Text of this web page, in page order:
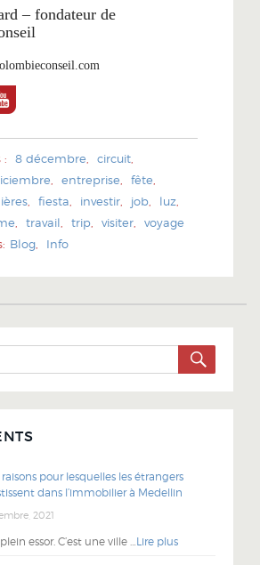
– fondateur de
: 8 décembre circuit
entreprise fête
fiesta investir job luz
travail trip visiter
voyage
Blog Info
pour lesquelles les étrangers
dans l’immobilier à Medellin
2021
essor. C’est une ville …Lire plus